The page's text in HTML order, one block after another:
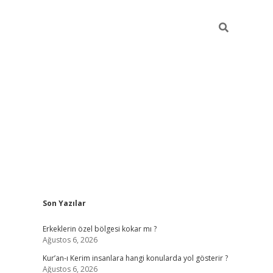
Sidebar
Son Yazılar
Erkeklerin özel bölgesi kokar mı ?
Ağustos 6, 2026
Kur’an-ı Kerim insanlara hangi konularda yol gösterir ?
Ağustos 6, 2026